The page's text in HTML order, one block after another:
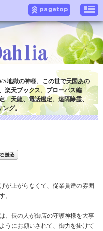
地獄の神様、この世で天国あの
楽天ブックス、プローパス編
天龍、電話鑑定、遠隔除霊、
ング。
が上がらなくて、従業員達の雰囲
。
、長の人が御店の守護神様を大事
うにお願いされて、御力を掛けて